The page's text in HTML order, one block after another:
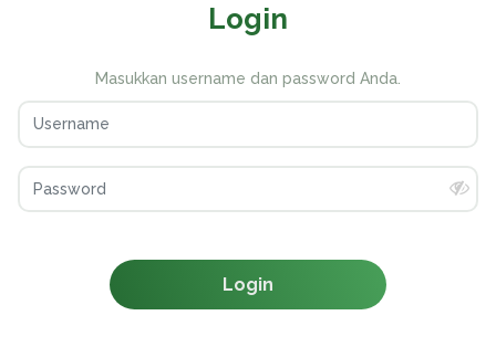
Login
Masukkan username dan password Anda.
Login